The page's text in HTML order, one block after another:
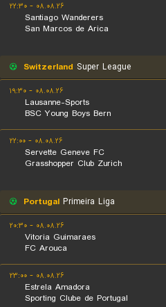
۰۸.۰۸.۲۶ - ۲۲:۳۰
Santiago Wanderers
San Marcos de Arica
Switzerland Super League
۰۸.۰۸.۲۶ - ۱۹:۳۰
Lausanne-Sports
BSC Young Boys Bern
۰۸.۰۸.۲۶ - ۲۲:۰۰
Servette Geneve FC
Grasshopper Club Zurich
Portugal Primeira Liga
۰۸.۰۸.۲۶ - ۲۰:۳۰
Vitoria Guimaraes
FC Arouca
۰۸.۰۸.۲۶ - ۲۳:۰۰
Estrela Amadora
Sporting Clube de Portugal